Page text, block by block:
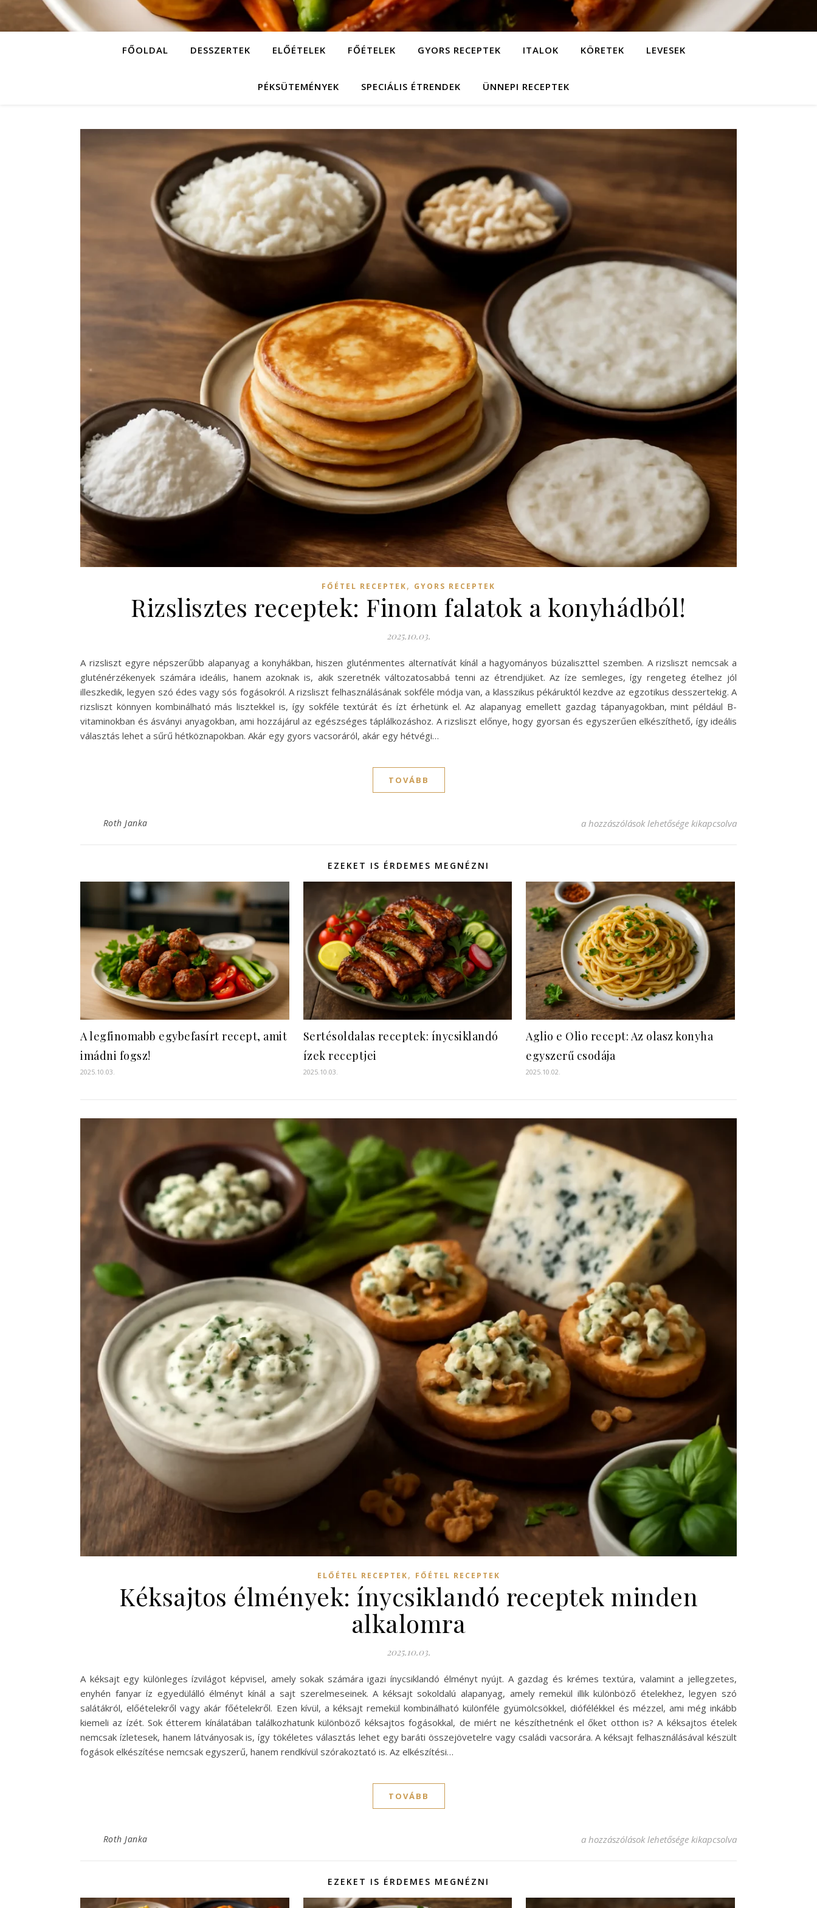
FŐOLDAL DESSZERTEK ELŐÉTELEK FŐÉTELEK GYORS RECEPTEK ITALOK KÖRETEK LEVESEK
PÉKSÜTEMÉNYEK SPECIÁLIS ÉTRENDEK ÜNNEPI RECEPTEK
FŐÉTEL RECEPTEK, GYORS RECEPTEK
Rizslisztes receptek: Finom falatok a konyhádból!
2025.10.03.
A rizsliszt egyre népszerűbb alapanyag a konyhákban, hiszen gluténmentes alternatívát kínál a hagyományos búzaliszttel szemben. A rizsliszt nemcsak a
gluténérzékenyek számára ideális, hanem azoknak is, akik szeretnék változatosabbá tenni az étrendjüket. Az íze semleges, így rengeteg ételhez jól
illeszkedik, legyen szó édes vagy sós fogásokról. A rizsliszt felhasználásának sokféle módja van, a klasszikus pékáruktól kezdve az egzotikus desszertekig. A
rizsliszt könnyen kombinálható más lisztekkel is, így sokféle textúrát és ízt érhetünk el. Az alapanyag emellett gazdag tápanyagokban, mint például B-
vitaminokban és ásványi anyagokban, ami hozzájárul az egészséges táplálkozáshoz. A rizsliszt előnye, hogy gyorsan és egyszerűen elkészíthető, így ideális
választás lehet a sűrű hétköznapokban. Akár egy gyors vacsoráról, akár egy hétvégi…
TOVÁBB
Roth Janka Rizslisztes receptek: Finom falatok a konyhádból!
a hozzászólások lehetősége kikapcsolva
EZEKET IS ÉRDEMES MEGNÉZNI
A legfinomabb egybefasírt recept, amit
imádni fogsz!
2025.10.03.
Sertésoldalas receptek: ínycsiklandó
ízek receptjei
2025.10.03.
Aglio e Olio recept: Az olasz konyha
egyszerű csodája
2025.10.02.
ELŐÉTEL RECEPTEK, FŐÉTEL RECEPTEK
Kéksajtos élmények: ínycsiklandó receptek minden
alkalomra
2025.10.03.
A kéksajt egy különleges ízvilágot képvisel, amely sokak számára igazi ínycsiklandó élményt nyújt. A gazdag és krémes textúra, valamint a jellegzetes,
enyhén fanyar íz egyedülálló élményt kínál a sajt szerelmeseinek. A kéksajt sokoldalú alapanyag, amely remekül illik különböző ételekhez, legyen szó
salátákról, előételekről vagy akár főételekről. Ezen kívül, a kéksajt remekül kombinálható különféle gyümölcsökkel, diófélékkel és mézzel, ami még inkább
kiemeli az ízét. Sok étterem kínálatában találkozhatunk különböző kéksajtos fogásokkal, de miért ne készíthetnénk el őket otthon is? A kéksajtos ételek
nemcsak ízletesek, hanem látványosak is, így tökéletes választás lehet egy baráti összejövetelre vagy családi vacsorára. A kéksajt felhasználásával készült
fogások elkészítése nemcsak egyszerű, hanem rendkívül szórakoztató is. Az elkészítési…
TOVÁBB
Roth Janka Kéksajtos élmények: ínycsiklandó receptek minden
a hozzászólások lehetősége kikapcsolva
EZEKET IS ÉRDEMES MEGNÉZNI